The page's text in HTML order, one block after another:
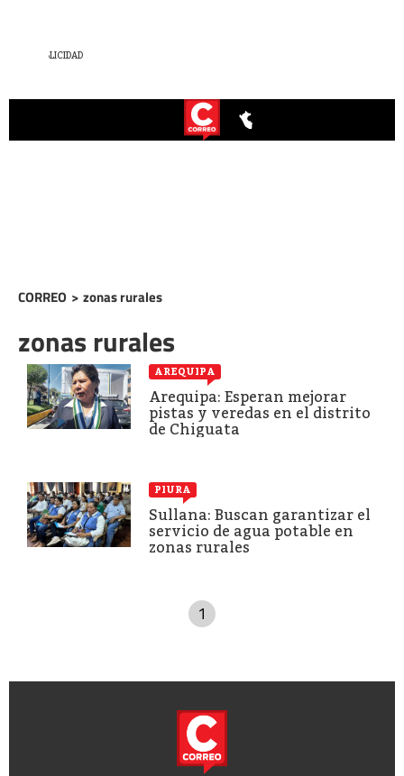
CORREO > zonas rurales
zonas rurales
AREQUIPA
Arequipa: Esperan mejorar
pistas y veredas en el distrito
de Chiguata
PIURA
Sullana: Buscan garantizar el
servicio de agua potable en
zonas rurales
1